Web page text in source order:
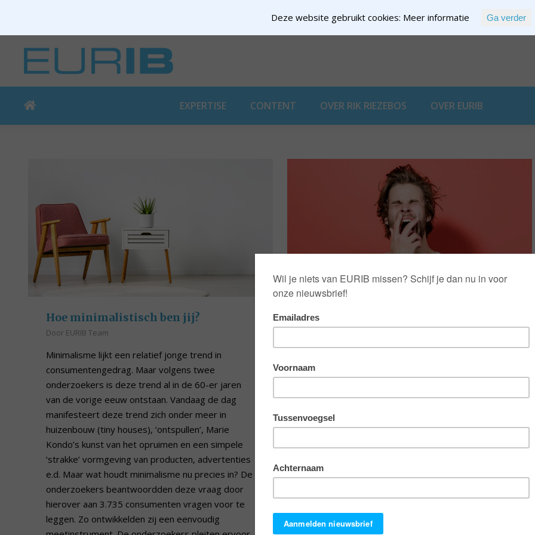
EXPERTISE CONTENT OVER RIK RIEZEBOS OVER EURIB
Hoe minimalistisch ben jij?
Door EURIB Team
Minimalisme lijkt een relatief jonge trend in
consumentengedrag. Maar volgens twee
onderzoekers is deze trend al in de 60-er jaren
van de vorige eeuw ontstaan. Vandaag de dag
manifesteert deze trend zich onder meer in
huizenbouw (tiny houses), ‘ontspullen’, Marie
Kondo’s kunst van het opruimen en een simpele
‘strakke’ vormgeving van producten, advertenties
e.d. Maar wat houdt minimalisme nu precies in? De
onderzoekers beantwoordden deze vraag door
hierover aan 3.735 consumenten vragen voor te
leggen. Zo ontwikkelden zij een eenvoudig
Waarom we ’s ochtends minder
behoefte aan variatie hebben
DoorEURIB Team
Als je een beetje kritisch bent op je eigen
consumptiegedrag, dan weet je dat het soms
lastig is gemaakte keuzes voor jezelf te
deels onbewust bepaald en fysiologische
dat je ’s ochtends bijvoorbeeld minder behoefte
groots opgezet onderzoek tonen ze dit effect aan
en komen ze met verklaringen. Maar… gaat dit dan
ook op voor ochtendmensen?
Deze website gebruikt cookies: Meer informatie Ga verder
EXPERTISE